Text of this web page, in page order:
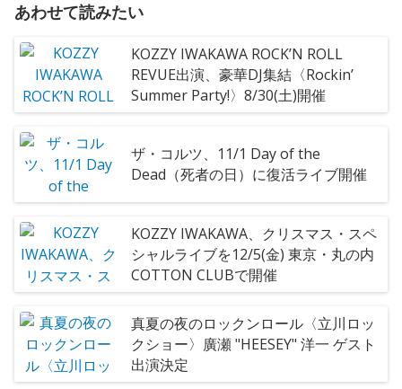
あわせて読みたい
KOZZY IWAKAWA ROCK’N ROLL
REVUE出演、豪華DJ集結〈Rockin’
Summer Party!〉8/30(土)開催
ザ・コルツ、11/1 Day of the
Dead（死者の日）に復活ライブ開催
KOZZY IWAKAWA、クリスマス・スペ
シャルライブを12/5(金) 東京・丸の内
COTTON CLUBで開催
真夏の夜のロックンロール〈立川ロッ
クショー〉廣瀬 "HEESEY" 洋一 ゲスト
出演決定